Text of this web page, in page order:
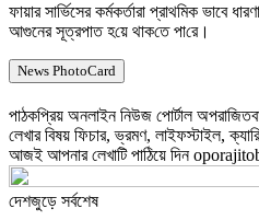
ফায়ার সার্ভিসের কর্মকর্তারা প্রাথমিক ভাবে
আগুনের সূত্রপাত হ‌য়ে থাক‌তে পা‌রে।
News PhotoCard
পাঠকপ্রিয় অনলাইন নিউজ পোর্টাল
লেখার বিষয় ফিচার, ভ্রমণ, লাইফস্টাইল,
আজই আপনার লেখাটি পাঠিয়ে দিন
দেশজুড়ে সর্বশেষ